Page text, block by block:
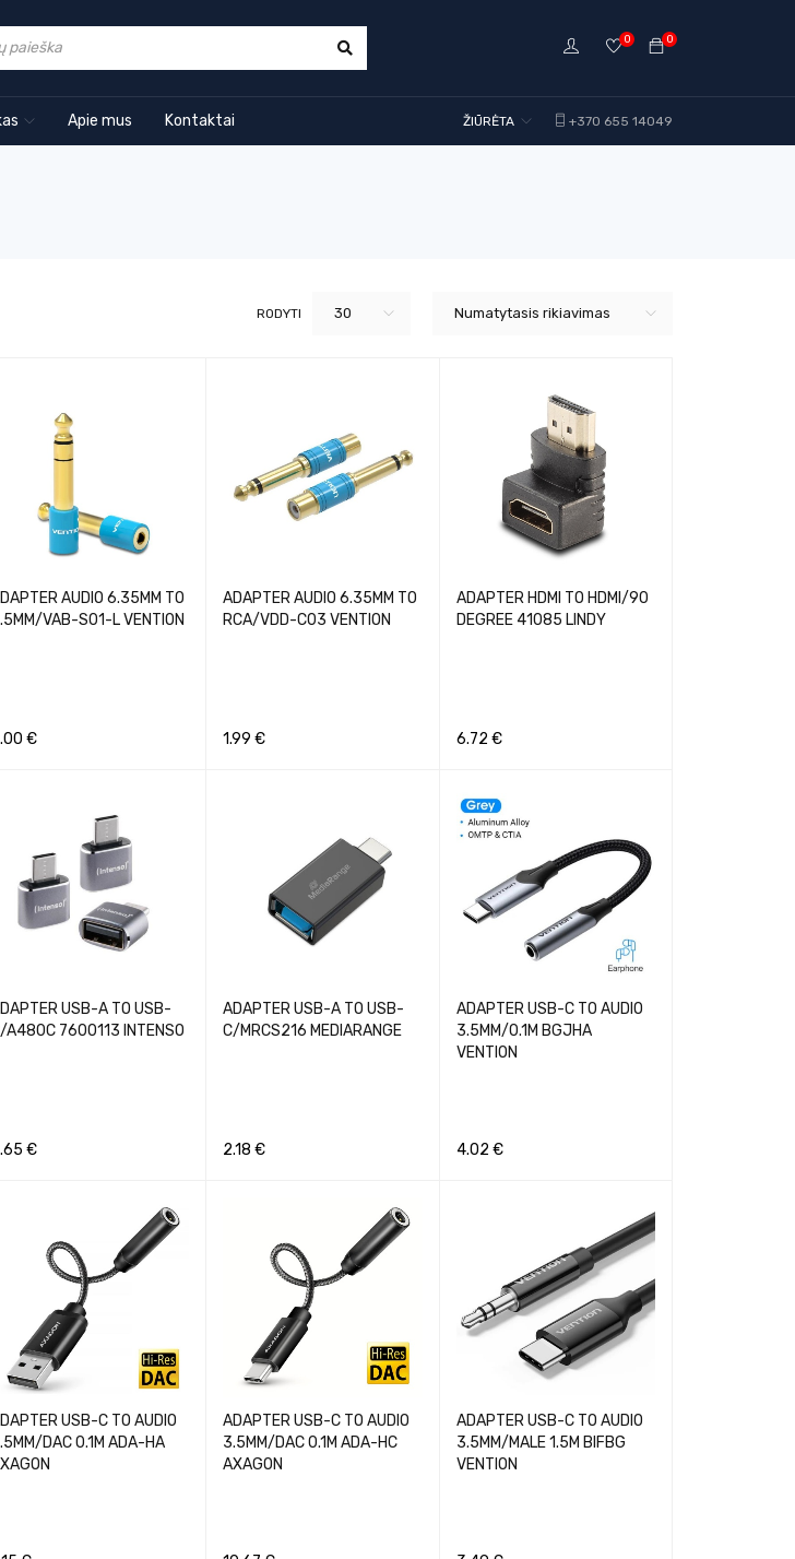
0
0
Apie mus Kontaktai +370 655 14049
ŽIŪRĖTA
Numatytasis rikiavimas
RODYTI 30
AUDIO 6.35MM TO
VAB-S01-L VENTION
€
ADAPTER AUDIO 6.35MM TO
RCA/VDD-C03 VENTION
1.99 €
ADAPTER HDMI TO HDMI/90
DEGREE 41085 LINDY
6.72 €
USB-A TO USB-
A480C 7600113 INTENSO
€
ADAPTER USB-A TO USB-
C/MRCS216 MEDIARANGE
2.18 €
ADAPTER USB-C TO AUDIO
3.5MM/0.1M BGJHA
VENTION
4.02 €
USB-C TO AUDIO
DAC 0.1M ADA-HA
ADAPTER USB-C TO AUDIO
3.5MM/DAC 0.1M ADA-HC
AXAGON
ADAPTER USB-C TO AUDIO
3.5MM/MALE 1.5M BIFBG
VENTION